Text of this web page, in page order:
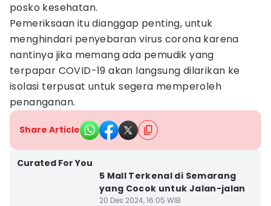
posko kesehatan.
Pemeriksaan itu dianggap penting, untuk
menghindari penyebaran virus corona karena
nantinya jika memang ada pemudik yang
terpapar COVID-19 akan langsung dilarikan ke
isolasi terpusat untuk segera memperoleh
penanganan.
Share Article
Curated For You
5 Mall Terkenal di Semarang
yang Cocok untuk Jalan-jalan
20 Des 2024, 16:05 WIB